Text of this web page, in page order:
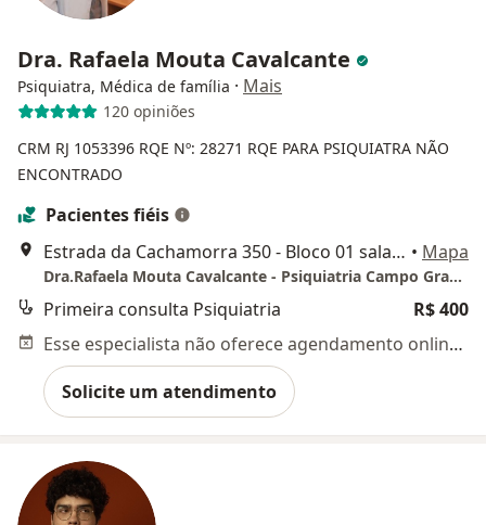
Dra. Rafaela Mouta Cavalcante
Psiquiatra, Médica de família · Mais
120 opiniões
CRM RJ 1053396 RQE Nº: 28271 RQE PARA PSIQUIATRA NÃO
ENCONTRADO
Pacientes fiéis
Estrada da Cachamorra 350 - Bloco 01 sala 201 - Campo Grande Office Mall, Rio de Janeiro • Mapa
Dra.Rafaela Mouta Cavalcante - Psiquiatria Campo Grande
Primeira consulta Psiquiatria
R$ 400
Esse especialista não oferece agendamento online para esse endereço.
Solicite um atendimento